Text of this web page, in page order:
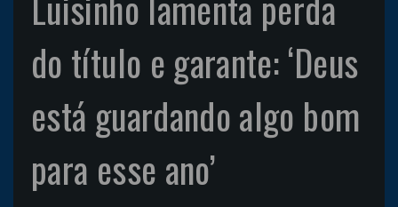
do título e garante: ‘Deus
está guardando algo bom
para esse ano’